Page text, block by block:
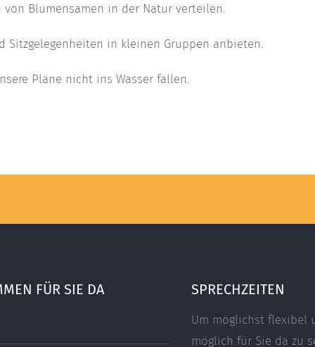
von Blumensamen in der Natur verteilen.
Sitzgelegenheiten in kleinen Gruppen anbieten.
Pläne nicht ins Wasser fallen.
FÜR SIE DA SPRECHZEITEN
Um möglichst flexibel
möglich für Sie da zu